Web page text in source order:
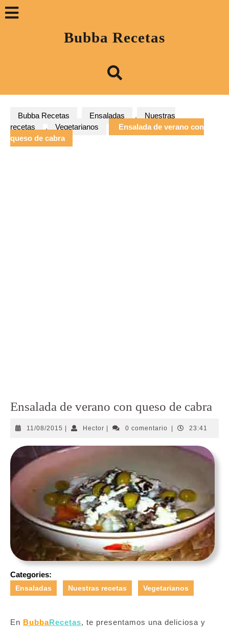
Saltar
«Abrir»Bubba Recetas
Bubba Recetas Ensaladas ,
Nuestras
recetas
, Vegetarianos
Ensalada de verano con
queso de cabra
Ensalada de verano con queso de cabra
11/08/2015 11/08/2015
HectorHector 0 comentario 23:41
Categories:
Ensaladas Nuestras recetas Vegetarianos
En BubbaRecetas, te presentamos una deliciosa y